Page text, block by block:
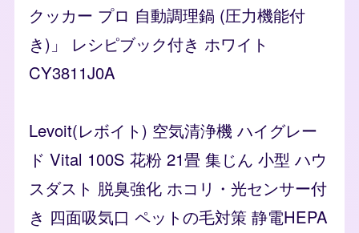
クッカー プロ 自動調理鍋 (圧力機能付
き)」 レシピブック付き ホワイト
CY3811J0A
Levoit(レボイト) 空気清浄機 ハイグレー
ド Vital 100S 花粉 21畳 集じん 小型 ハウ
スダスト 脱臭強化 ホコリ・光センサー付
き 四面吸気口 ペットの毛対策 静電HEPA